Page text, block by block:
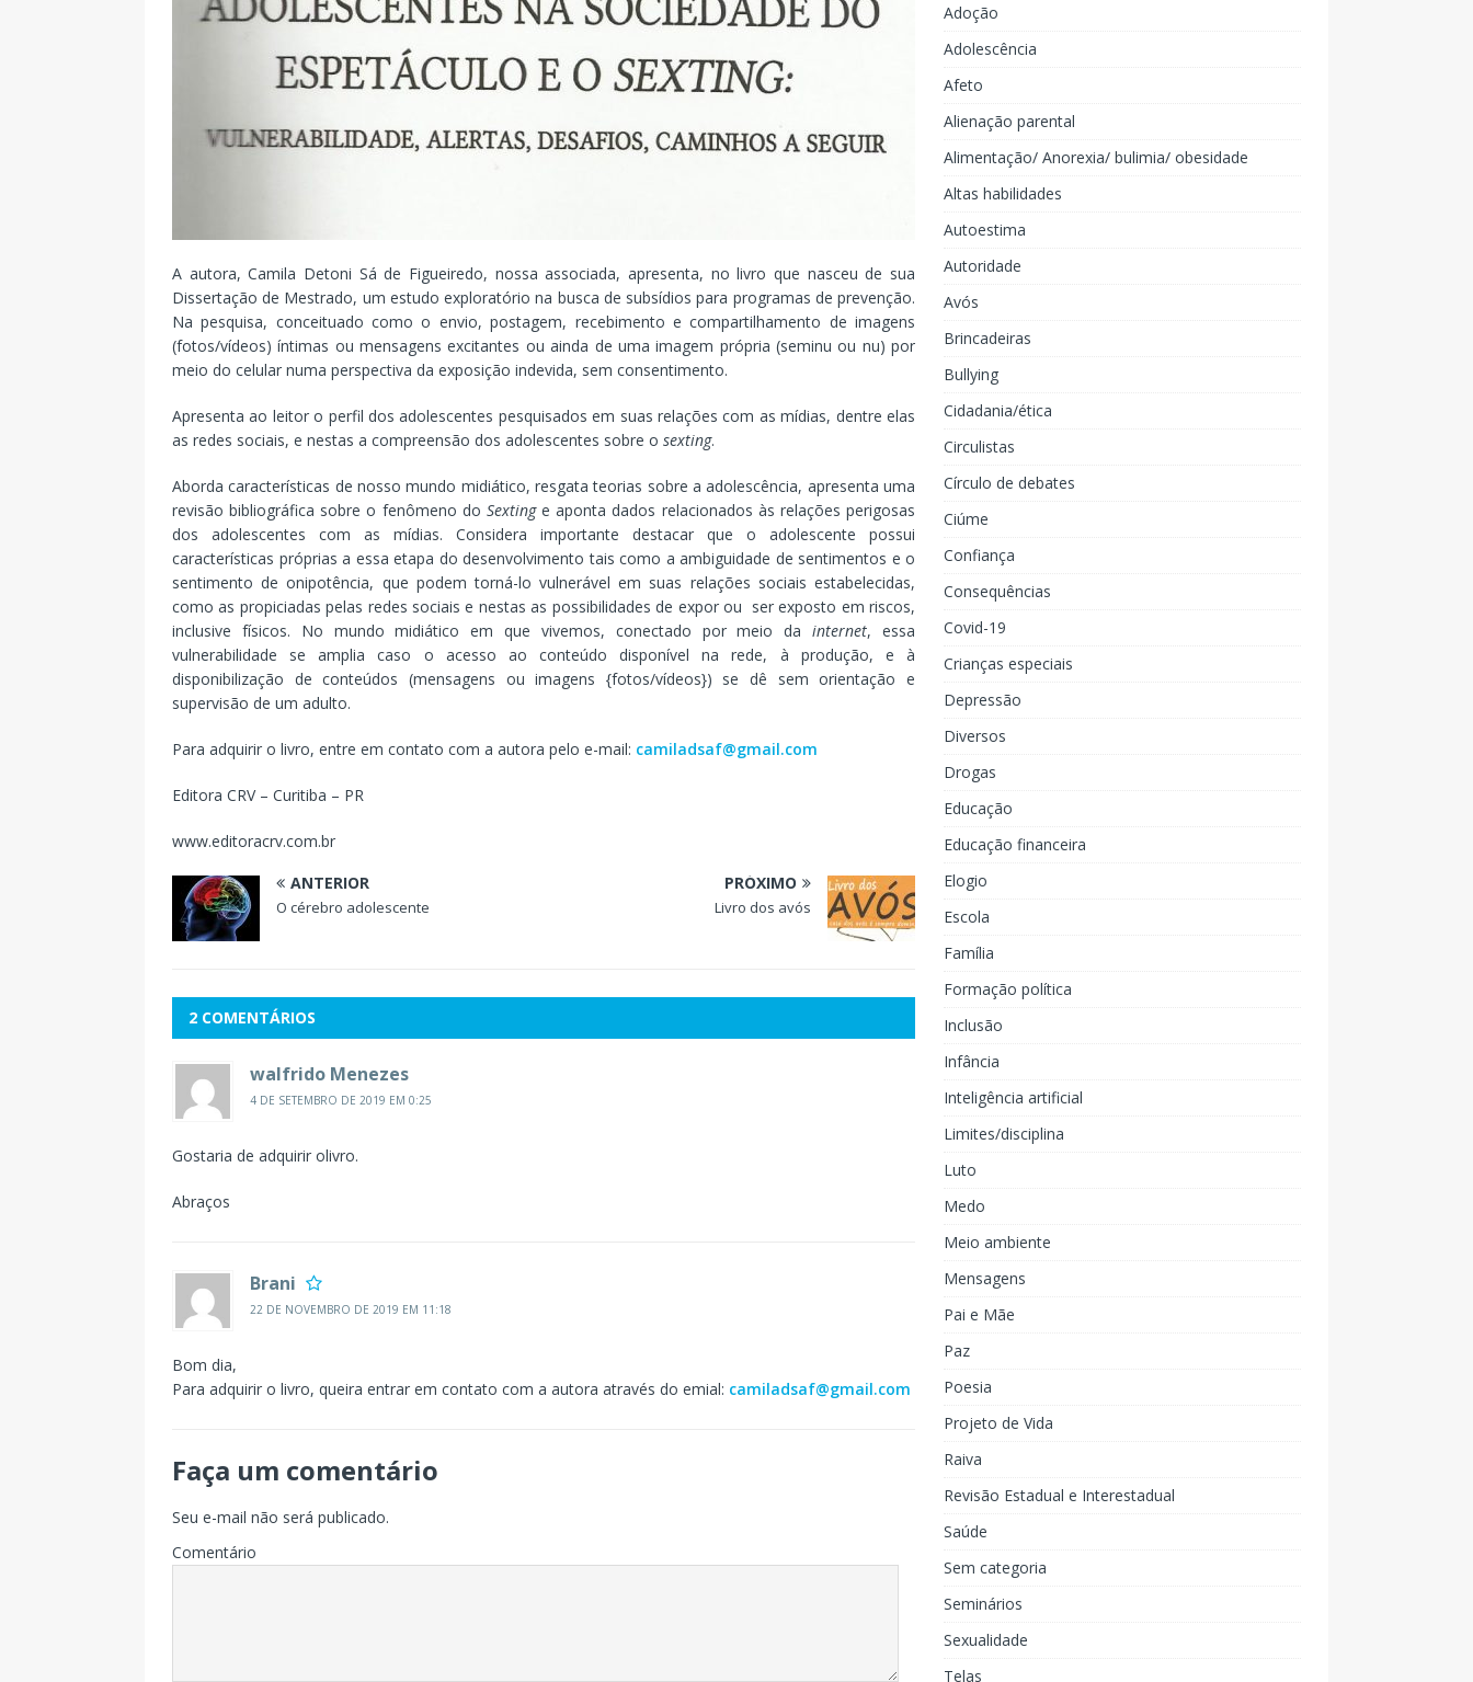
A autora, Camila Detoni Sá de Figueiredo, nossa associada, apresenta, no livro que nasceu de sua
Dissertação de Mestrado, um estudo exploratório na busca de subsídios para programas de prevenção.
Na pesquisa, conceituado como o envio, postagem, recebimento e compartilhamento de imagens
(fotos/vídeos) íntimas ou mensagens excitantes ou ainda de uma imagem própria (seminu ou nu) por
meio do celular numa perspectiva da exposição indevida, sem consentimento.
Apresenta ao leitor o perfil dos adolescentes pesquisados em suas relações com as mídias, dentre elas
as redes sociais, e nestas a compreensão dos adolescentes sobre o sexting.
Aborda características de nosso mundo midiático, resgata teorias sobre a adolescência, apresenta uma
revisão bibliográfica sobre o fenômeno do Sextinge aponta dados relacionados às relações perigosas
dos adolescentes com as mídias. Considera importante destacar que o adolescente possui
características próprias a essa etapa do desenvolvimento tais como a ambiguidade de sentimentos e o
sentimento de onipotência, que podem torná-lo vulnerável em suas relações sociais estabelecidas,
como as propiciadas pelas redes sociais e nestas as possibilidades de expor ou ser exposto em riscos,
inclusive físicos. No mundo midiático em que vivemos, conectado por meio dainternet, essa
vulnerabilidade se amplia caso o acesso ao conteúdo disponível na rede, à produção, e à
disponibilização de conteúdos (mensagens ou imagens {fotos/vídeos}) se dê sem orientação e
supervisão de um adulto.
Para adquirir o livro, entre em contato com a autora pelo e-mail: camiladsaf@gmail.com
Editora CRV – Curitiba – PR
www.editoracrv.com.br
ANTERIOR
O cérebro adolescente
PRÓXIMO
Livro dos avós
2 COMENTÁRIOS
walfrido Menezes
4 DE SETEMBRO DE 2019 EM 0:25
Gostaria de adquirir olivro.
Abraços
Brani
22 DE NOVEMBRO DE 2019 EM 11:18
Bom dia,
Para adquirir o livro, queira entrar em contato com a autora através do emial: camiladsaf@gmail.com
Faça um comentário
Seu e-mail não será publicado.
Comentário
Adoção
Adolescência
Afeto
Alienação parental
Alimentação/ Anorexia/ bulimia/ obesidade
Altas habilidades
Autoestima
Autoridade
Avós
Brincadeiras
Bullying
Cidadania/ética
Circulistas
Círculo de debates
Ciúme
Confiança
Consequências
Covid-19
Crianças especiais
Depressão
Diversos
Drogas
Educação
Educação financeira
Elogio
Escola
Família
Formação política
Inclusão
Infância
Inteligência artificial
Limites/disciplina
Luto
Medo
Meio ambiente
Mensagens
Pai e Mãe
Paz
Poesia
Projeto de Vida
Raiva
Revisão Estadual e Interestadual
Saúde
Sem categoria
Seminários
Sexualidade
Telas